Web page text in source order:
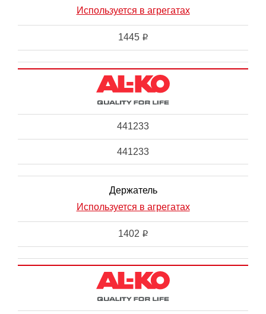
Используется в агрегатах
1445 i
441233
441233
Держатель
Используется в агрегатах
1402 i